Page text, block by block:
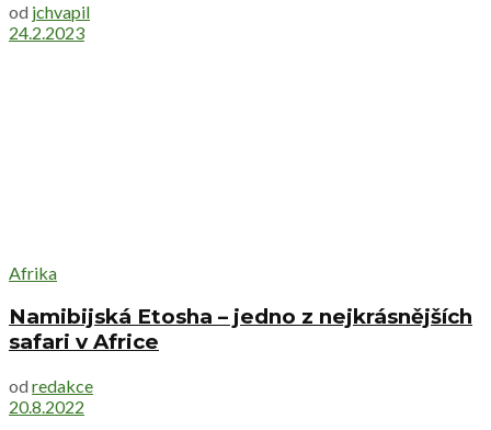
od jchvapil
24.2.2023
Afrika
Namibijská Etosha – jedno z nejkrásnějších
safari v Africe
od redakce
20.8.2022